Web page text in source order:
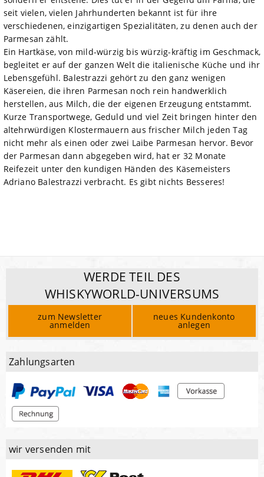
seit vielen, vielen Jahrhunderten bekannt ist für ihre
verschiedenen, einzigartigen Spezialitäten, zu denen auch der
Parmesan zählt.
Ein Hartkäse, von mild-würzig bis würzig-kräftig im Geschmack,
begleitet er auf der ganzen Welt die italienische Küche und ihr
Lebensgefühl. Balestrazzi gehört zu den ganz wenigen
Käsereien, die ihren Parmesan noch rein handwerklich
herstellen, aus Milch, die der eigenen Erzeugung entstammt.
Kurze Transportwege, Geduld und viel Zeit bringen hinter den
altehrwürdigen Klostermauern aus frischer Milch jeden Tag
nicht mehr als einen oder zwei Laibe Parmesan hervor. Bevor
der Parmesan dann abgegeben wird, hat er 32 Monate
Reifezeit unter den kundigen Händen des Käsemeisters
Adriano Balestrazzi verbracht. Es gibt nichts Besseres!
WERDE TEIL DES
WHISKYWORLD-UNIVERSUMS
zum Newsletter
anmelden
neues Kundenkonto
anlegen
Zahlungsarten
wir versenden mit